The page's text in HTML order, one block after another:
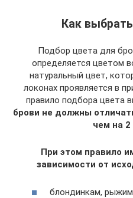
Как
Подбор цвета для
определяется цветом
натуральный цвет,
локонах проявляется в
правило подбора цвета
брови не должны
чем на 2
При этом правило
зависимости от
блондинкам,